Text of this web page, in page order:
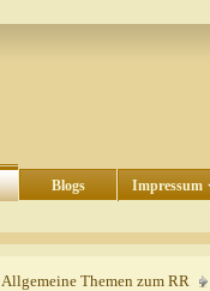
Blogs Impressum
Allgemeine Themen zum RR